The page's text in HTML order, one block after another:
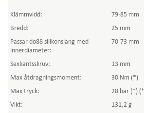
Klämmvidd:
79-85 mm
Bredd:
25 mm
Passar do88 silikonslang med
innerdiameter:
70-73 mm
Sexkantsskruv:
13 mm
Max åtdragningsmoment:
30 Nm (*)
Max tryck:
28 bar (*)
Vikt:
131,2 g